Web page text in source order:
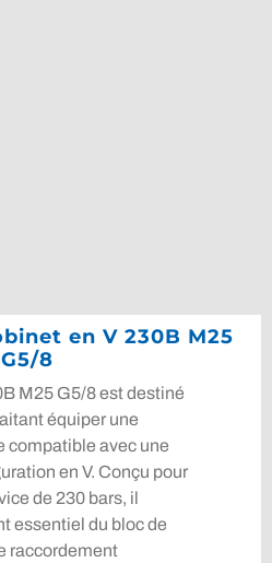
en V 230B M25
G5/8
M25 G5/8 est destiné
équiper une
compatible avec une
en V. Conçu pour
de 230 bars, il
essentiel du bloc de
raccordement